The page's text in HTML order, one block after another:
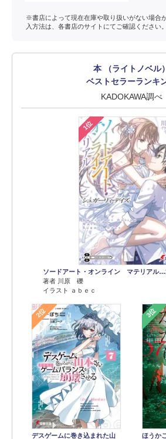
※書店によって現在在庫や取り扱いがない場合
入方法は、各書店のサイトにてご確認ください。
本 （ライトノベル）
ベストセラーランキ
KADOKAWA調べ
1位
ソードアート・オンライン マテリアル
著者 川原 礫
イラスト ａｂｅｃ
2位
デスゲームに巻き込まれた山
3位
ほうか